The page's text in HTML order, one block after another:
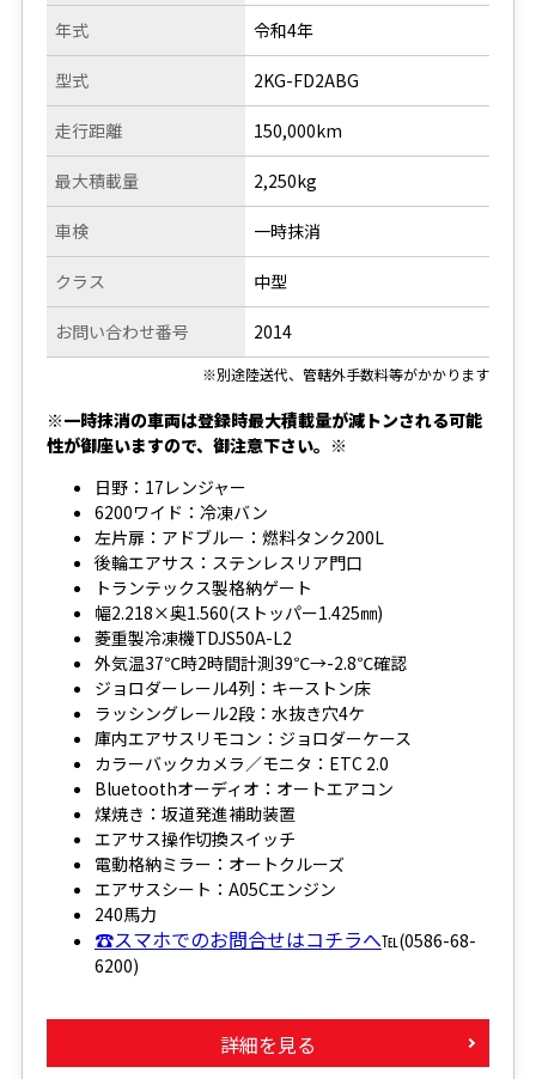
年式
型式
走行距離
令和4年
2KG-FD2ABG
150,000km
最大積載量
車検
クラス
お問い合わせ番号
2,250kg
一時抹消
中型
2014
※別途陸送代、管轄外手数料等がかかります
※一時抹消の車両は登録時最大積載量が減トンされる可能
性が御座いますので、御注意下さい。※
日野：17レンジャー
6200ワイド：冷凍バン
左片扉：アドブルー：燃料タンク200L
後輪エアサス：ステンレスリア門口
トランテックス製格納ゲート
幅2.218×奥1.560(ストッパー1.425㎜)
菱重製冷凍機TDJS50A-L2
外気温37℃時2時間計測39℃→-2.8℃確認
ジョロダーレール4列：キーストン床
ラッシングレール2段：水抜き穴4ケ
庫内エアサスリモコン：ジョロダーケース
カラーバックカメラ／モニタ：ETC 2.0
Bluetoothオーディオ：オートエアコン
煤焼き：坂道発進補助装置
エアサス操作切換スイッチ
電動格納ミラー：オートクルーズ
エアサスシート：A05Cエンジン
240馬力
☎スマホでのお問合せはコチラへ℡(0586-68-
6200)
詳細を見る